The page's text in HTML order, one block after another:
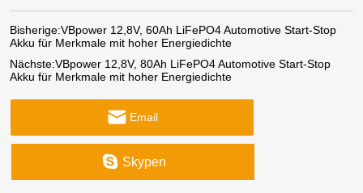
Bisherige:VBpower 12,8V, 60Ah LiFePO4 Automotive Start-Stop
Akku für Merkmale mit hoher Energiedichte
Nächste:VBpower 12,8V, 80Ah LiFePO4 Automotive Start-Stop
Akku für Merkmale mit hoher Energiedichte
Email
Skypen